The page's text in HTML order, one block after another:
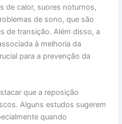
de calor, suores noturnos,
de sono, que são
de transição. Além disso, a
à melhoria da
para a prevenção da
que a reposição
Alguns estudos sugerem
quando